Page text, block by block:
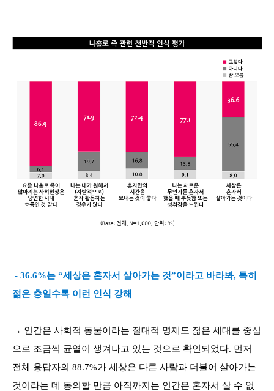
- 36.6%는 “세상은 혼자서 살아가는 것”이라고 바라봐, 특히
젊은 층일수록 이런 인식 강해
→ 인간은 사회적 동물이라는 절대적 명제도 젊은 세대를 중심
으로 조금씩 균열이 생겨나고 있는 것으로 확인되었다. 먼저
전체 응답자의 88.7%가 세상은 다른 사람과 더불어 살아가는
것이라는 데 동의할 만큼 아직까지는 인간은 혼자서 살 수 없